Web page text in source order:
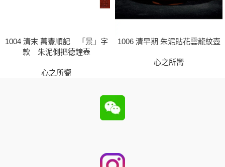
1004 清末 萬豐順記 「景」字
款 朱泥側把德鐘壺
心之所嚮
1006 清早期 朱泥貼花雲龍紋壺
心之所嚮